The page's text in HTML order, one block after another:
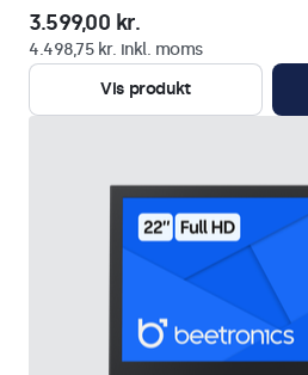
3.599,00 kr.
4.498,75 kr. inkl. moms
Vis produkt